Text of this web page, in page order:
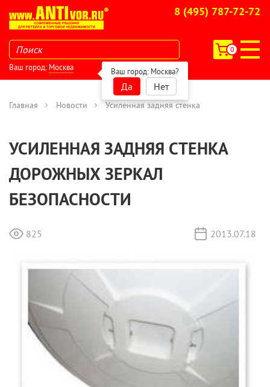
8 (495) 787-72-72
0
Ваш город: Москва Ваш город: Москва?
Да Нет
Главная Новости Усиленная задняя стенка
УСИЛЕННАЯ ЗАДНЯЯ СТЕНКА
ДОРОЖНЫХ ЗЕРКАЛ
БЕЗОПАСНОСТИ
825 2013.07.18